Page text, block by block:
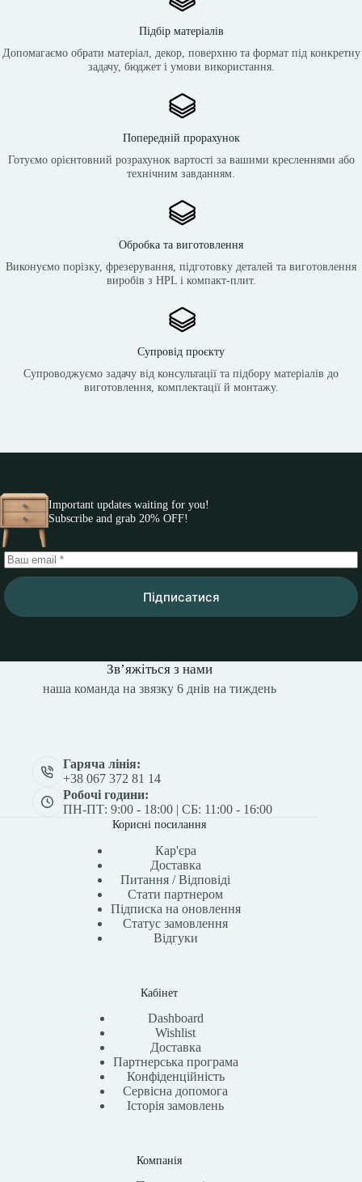
Підбір матеріалів
Допомагаємо обрати матеріал, декор, поверхню та формат під конкретну
задачу, бюджет і умови використання.
Попередній прорахунок
Готуємо орієнтовний розрахунок вартості за вашими кресленнями або
технічним завданням.
Обробка та виготовлення
Виконуємо порізку, фрезерування, підготовку деталей та виготовлення
виробів з HPL і компакт-плит.
Супровід проєкту
Супроводжуємо задачу від консультації та підбору матеріалів до
виготовлення, комплектації й монтажу.
Important updates waiting for you!
Subscribe and grab 20% OFF!
Підписатися
Зв’яжіться з нами
наша команда на звязку 6 днів на тиждень
Гаряча лінія:
+38 067 372 81 14
Робочі години:
ПН-ПТ: 9:00 - 18:00 | СБ: 11:00 - 16:00
Корисні посилання
Кар'єра
Доставка
Питання / Відповіді
Стати партнером
Підписка на оновлення
Статус замовлення
Відгуки
Кабінет
Dashboard
Wishlist
Доставка
Партнерська програма
Конфіденційність
Сервісна допомога
Історія замовлень
Компанія